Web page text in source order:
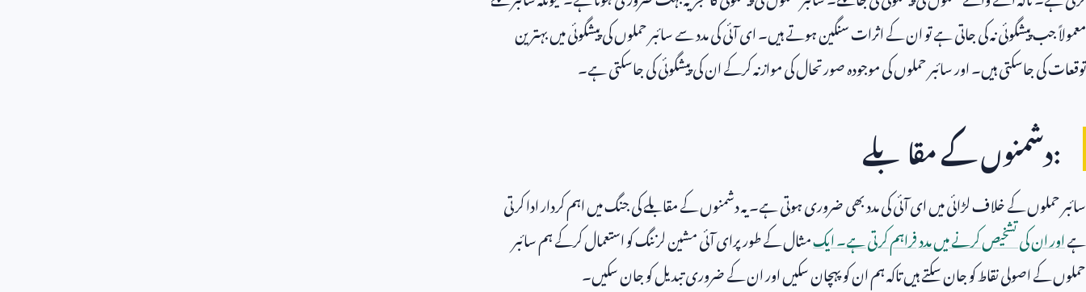
معمولاً جب پیشگوئی نہ کی جاتی ہے تو ان کے اثرات سنگین ہوتے ہیں۔ ای آئی کی مدد سے سائبر حملوں کی پیشگوئی میں بہترین
توقعات کی جاسکتی ہیں۔ اور سائبر حملوں کی موجودہ صورتحال کی موازنہ کرکے ان کی پیشگوئی کی جاسکتی ہے۔
:دشمنوں کے مقابلے
سائبر حملوں کے خلاف لڑائی میں ای آئی کی مدد بھی ضروری ہوتی ہے۔ یہ دشمنوں کے مقابلے کی جنگ میں اہم کردار ادا کرتی
ہےاور ان کی تشخیص کرنے میں مدد فراہم کرتی ہے۔ ایکمثال کے طور پرای آئی مشین لرننگ کو استعمال کرکے ہم سائبر
حملوں کے اصولی نقاط کو جان سکتے ہیں تاکہ ہم ان کو پہچان سکیں اور ان کے ضروری تبدیل کو جان سکیں۔